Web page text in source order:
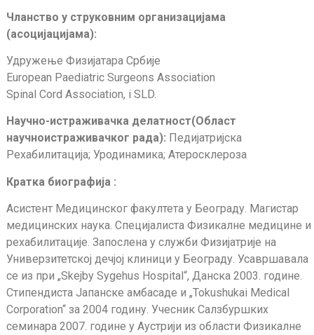
Чланство у струковним организацијама
(асоцијацијама):
Удружење Физијатара Србије
European Paediatric Surgeons Association
Spinal Cord Association, i SLD.
Научно-истраживачка делатност(Област
научноистраживачког рада): Педијатријска
Рехабилитација; Уродинамика; Атеросклероза
Кратка биографија :
Асистент Медицинског факултета у Београду. Магистар
медицинских наука. Специјалиста Физикалне медицине и
рехабилитације. Запослена у служби Физијатрије на
Универзитетској дечјој клиници у Београду. Усавршавала
се из при „Skejby Sygehus Hospital“, Данска 2003. године.
Стипендиста Јапанске амбасаде и „Tokushukai Medical
Corporation“ за 2004 годину. Учесник Салзбуршких
семинара 2007. године у Аустрији из области Физикалне